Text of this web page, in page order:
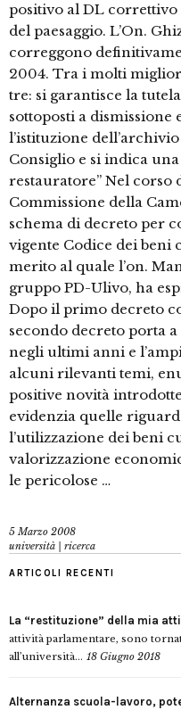
positivo al DL
del paesaggio. L’On.
correggono
2004. Tra i molti
tre: si garantisce la
sottoposti a dismissione
l’istituzione
Consiglio e si indica
restauratore” Nel corso
Commissione della
schema di decreto per
vigente Codice dei beni
merito al quale l’on.
gruppo PD-Ulivo, ha
Dopo il primo decreto
secondo decreto porta
negli ultimi anni e
alcuni rilevanti temi,
positive novità
evidenzia quelle
l’utilizzazione dei beni
valorizzazione
le pericolose …
5 Marzo 2008
università | ricerca
ARTICOLI RECENTI
La “restituzione” della mia
attività parlamentare, sono
all’università... 18 Giugno 2018
Alternanza scuola-lavoro,